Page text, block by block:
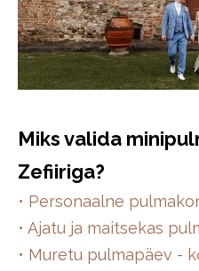
Miks valida
Zefiiriga?
• Personaalne
• Ajatu ja maitsekas
• Muretu pulmapäev -